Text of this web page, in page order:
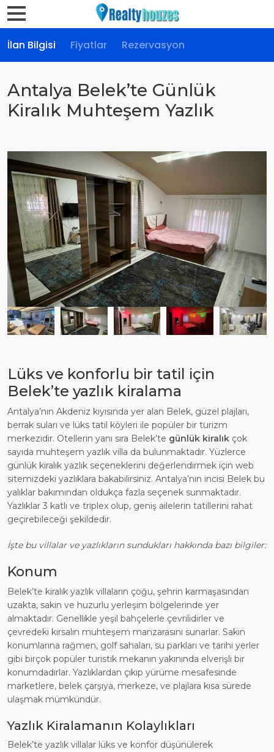
İlan Bilgisi Fiyatlar Rezervasyon
Antalya Belek’te Günlük
Kiralık Muhteşem Yazlık
Lüks ve konforlu bir tatil için
Belek’te yazlık kiralama
Antalya’nın Akdeniz kıyısında yer alan Belek, güzel plajları,
berrak suları ve lüks tatil köyleri ile popüler bir turizm
merkezidir. Otellerin yanı sıra Belek’te günlük kiralık çok
sayıda muhteşem yazlık villa da bulunmaktadır. Yüzlerce
günlük kiralık yazlık seçeneklerini değerlendirmek için web
sitemizdeki yazlıklara bakabilirsiniz. Antalya’nın incisi Belek bu
yalıklar bakımından oldukça fazla seçenek sunmaktadır.
Yazlıklar 3 katlı ve triplex olup, geniş ailelerin tatillerini rahat
geçirebileceği şekildedir.
İşte bu villalar ve yazlıkların sundukları hakkında bazı bilgiler:
Konum
Belek’te kiralık yazlık villaların çoğu, şehrin karmaşasından
uzakta, sakin ve huzurlu yerleşim bölgelerinde yer
almaktadır. Genellikle yeşil bahçelerle çevrilidirler ve
çevredeki kırsalın muhteşem manzarasını sunarlar. Sakin
konumlarına rağmen, golf sahaları, su parkları ve tarihi yerler
gibi birçok popüler turistik mekanın yakınında elverişli bir
konumdadırlar. Yazlıklardan çıkıp yürüme mesafesinde
marketlere, belek çarşıya, merkeze, ve plajlara kısa sürede
ulaşmak mümkündür.
Yazlık Kiralamanın Kolaylıkları
Belek’te yazlık villalar lüks ve konfor düşünülerek